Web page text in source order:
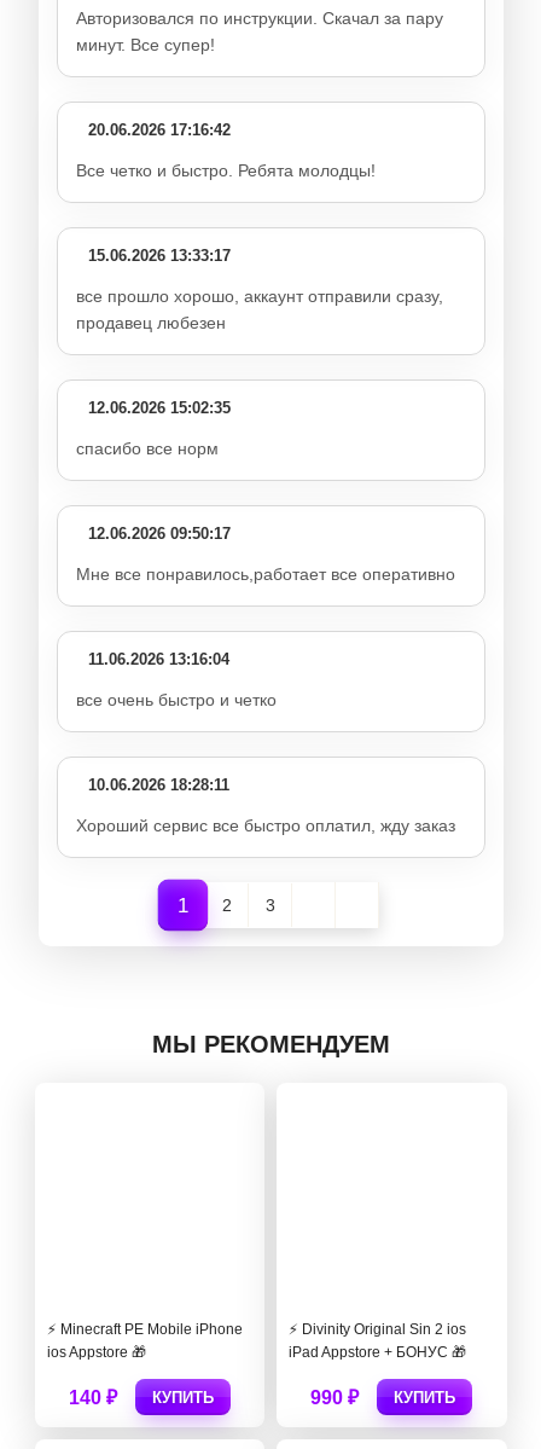
Авторизовался по инструкции. Скачал за пару
минут. Все супер!
20.06.2026 17:16:42
Все четко и быстро. Ребята молодцы!
15.06.2026 13:33:17
все прошло хорошо, аккаунт отправили сразу,
продавец любезен
12.06.2026 15:02:35
спасибо все норм
12.06.2026 09:50:17
Мне все понравилось,работает все оперативно
11.06.2026 13:16:04
все очень быстро и четко
10.06.2026 18:28:11
Хороший сервис все быстро оплатил, жду заказ
1 2 3
МЫ РЕКОМЕНДУЕМ
⚡️ Minecraft PE Mobile iPhone
ios Appstore 🎁
140 ₽ КУПИТЬ
⚡️ Divinity Original Sin 2 ios
iPad Appstore + БОНУС 🎁
990 ₽ КУПИТЬ